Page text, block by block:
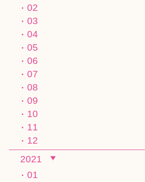
02
03
04
05
06
07
08
09
10
11
12
2021
01